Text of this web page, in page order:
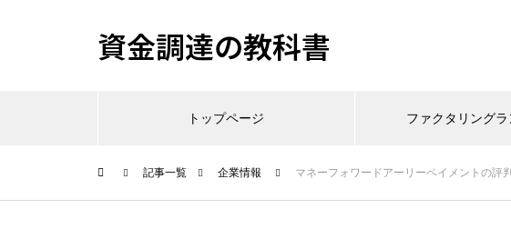
資金調達の教科書
トップページ ファクタリング
記事一覧 企業情報 マネーフォワードアーリーペイメントの評